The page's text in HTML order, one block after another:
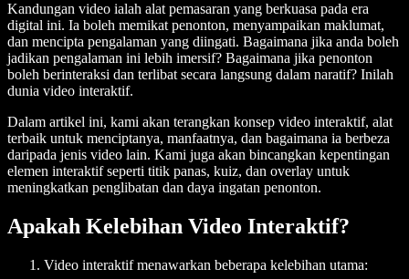
Kandungan video ialah alat pemasaran yang berkuasa pada era
digital ini. Ia boleh memikat penonton, menyampaikan maklumat,
dan mencipta pengalaman yang diingati. Bagaimana jika anda boleh
jadikan pengalaman ini lebih imersif? Bagaimana jika penonton
boleh berinteraksi dan terlibat secara langsung dalam naratif? Inilah
dunia video interaktif.
Dalam artikel ini, kami akan terangkan konsep video interaktif, alat
terbaik untuk menciptanya, manfaatnya, dan bagaimana ia berbeza
daripada jenis video lain. Kami juga akan bincangkan kepentingan
elemen interaktif seperti titik panas, kuiz, dan overlay untuk
meningkatkan penglibatan dan daya ingatan penonton.
Apakah Kelebihan Video Interaktif?
Video interaktif menawarkan beberapa kelebihan utama: